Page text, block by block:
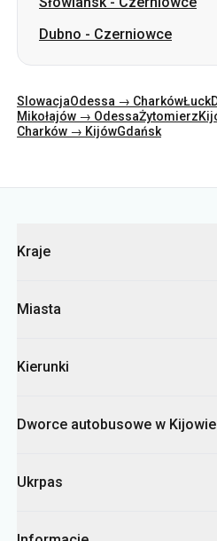
SlowacjaOdessa → CharkówŁuck
Charków → KijówGdańsk
Kategorie